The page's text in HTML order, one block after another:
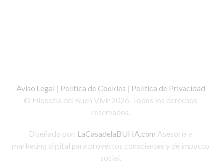
Aviso Legal | Política de Cookies | Política de Privacidad
© Filosofía del Buen Vivir 2026. Todos los derechos
reservados.
Diseñado por: LaCasadelaBUHA.com Asesoría y
marketing digital para proyectos conscientes y de impacto
social.